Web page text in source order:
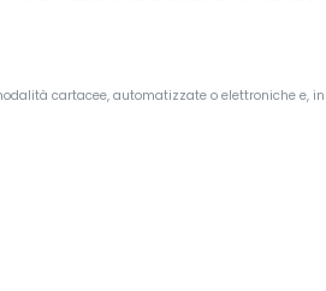
cartacee, automatizzate o elettroniche e,